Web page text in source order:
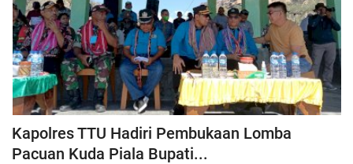
Kapolres TTU Hadiri Pembukaan Lomba
Pacuan Kuda Piala Bupati...